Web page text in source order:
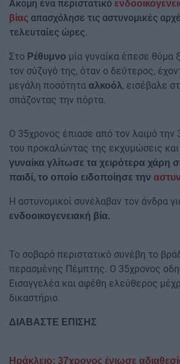
Ακόμη ένα περιστατικό
βίας απασχόλησε τις αστυνομικές
τελευταίες ώρες.
Στο Ρέθυμνο μία γυναίκα έπεσε θύμα
τον σύζυγό της, όταν ο δεύτερος,
μεγάλη ποσότητα αλκοόλ, εισέβαλε
σπάζοντας την πόρτα.
Ο 35χρονος έπιασε από τον λαιμό την
του προκαλώντας της εκχυμώσεις
γυναίκα γλίτωσε τα χειρότερα χάρη
παιδί, το οποίο ειδοποίησε την
Η αστυνομικοί συνέλαβαν τον άνδρα
ενδοοικογενειακή βία.
Το σοβαρό περιστατικό συνέβη το
περασμένης Πέμπτης. Ο 35χρονος
Εισαγγελέα και αφέθη ελεύθερος
δικαστήριο.
ΔΙΑΒΑΣΤΕ ΕΠΙΣΗΣ
Ηράκλειο: 37χρονος ένιωσε